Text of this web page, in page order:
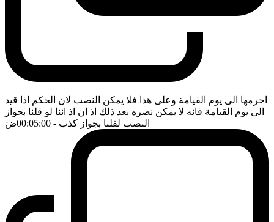
احرمها الى يوم القيامة وعلى هذا فلا يمكن النصب لان الحكم اذا قيد
الى يوم القيامة فانه لا يمكن نصره بعد ذلك اذ ان اذ اننا لو قلنا بجواز
النصب لقلنا بجواز كذب - 00:05:00 ضَ